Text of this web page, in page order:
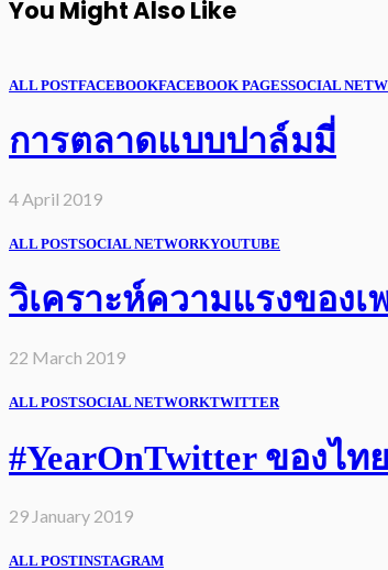
You Might Also Like
ALL POSTFACEBOOKFACEBOOK PAGESSOCIAL
การตลาดแบบปาล์มมี่
4 April 2019
ALL POSTSOCIAL NETWORKYOUTUBE
วิเคราะห์ความแรงของเ
22 March 2019
ALL POSTSOCIAL NETWORKTWITTER
#YearOnTwitter ของไท
29 January 2019
ALL POSTINSTAGRAM